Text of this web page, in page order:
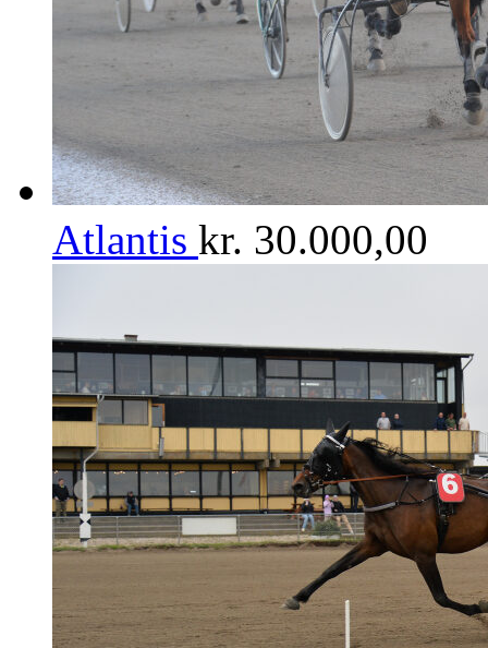
Atlantis kr. 30.000,00